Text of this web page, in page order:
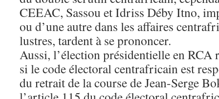
CEEAC, Sassou et Idriss Déby Itno,
ou d’une autre dans les affaires
lustres, tardent à se prononcer.
Aussi, l’élection présidentielle en RCA
si le code électoral centrafricain est
du retrait de la course de Jean-Serge